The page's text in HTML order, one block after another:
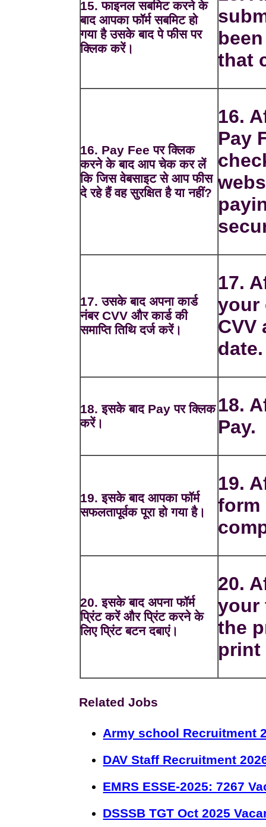
15. फाइनल सबमिट करने के
बाद आपका फॉर्म सबमिट हो
गया है उसके बाद पे फीस पर
क्लिक करें।
that
16. Pay Fee पर क्लिक
करने के बाद आप चेक कर लें
कि जिस वेबसाइट से आप फीस
दे रहे हैं वह सुरक्षित है या नहीं?
16.
Pay
17. उसके बाद अपना कार्ड
नंबर CVV और कार्ड की
समाप्ति तिथि दर्ज करें।
17.
your
CVV
date.
18. इसके बाद Pay पर क्लिक
करें।
18.
Pay.
19. इसके बाद आपका फॉर्म
सफलतापूर्वक पूरा हो गया है।
19.
form
20. इसके बाद अपना फॉर्म
प्रिंट करें और प्रिंट करने के
लिए प्रिंट बटन दबाएं।
20.
your
the
print
Related Jobs
Army school Recruitment
DAV Staff Recruitment
EMRS ESSE-2025: 7267
DSSSB TGT Oct 2025